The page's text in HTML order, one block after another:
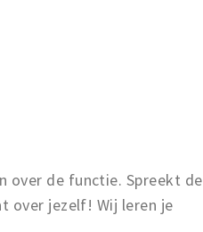
over de functie. Spreekt de
over jezelf! Wij leren je